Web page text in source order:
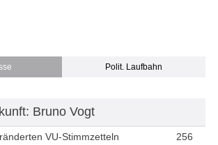
Polit. Laufbahn
Bruno Vogt
VU-Stimmzetteln
256